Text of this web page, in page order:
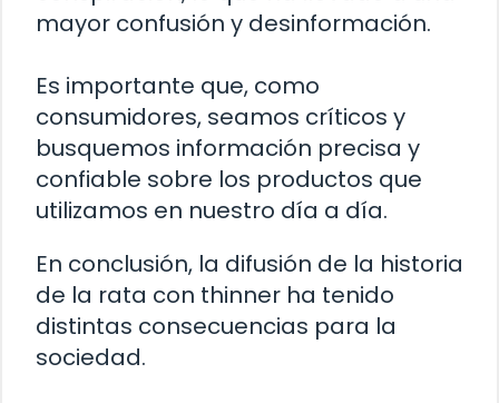
mayor confusión y desinformación.
Es importante que, como
consumidores, seamos críticos y
busquemos información precisa y
confiable sobre los productos que
utilizamos en nuestro día a día.
En conclusión, la difusión de la historia
de la rata con thinner ha tenido
distintas consecuencias para la
sociedad.